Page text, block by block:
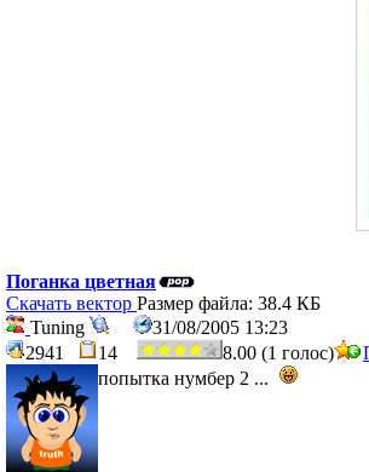
Поганка цветная
Скачать вектор Размер файла: 38.4 КБ
Tuning
31/08/2005 13:23
2941
14 8.00 (1 голос)
попытка нумбер 2 ...